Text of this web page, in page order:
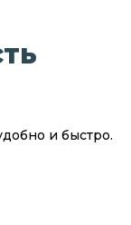
и быстро.